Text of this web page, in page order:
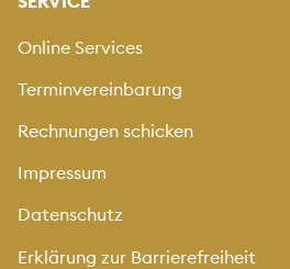
Online Services
Terminvereinbarung
Rechnungen schicken
Impressum
Datenschutz
Erklärung zur Barrierefreiheit